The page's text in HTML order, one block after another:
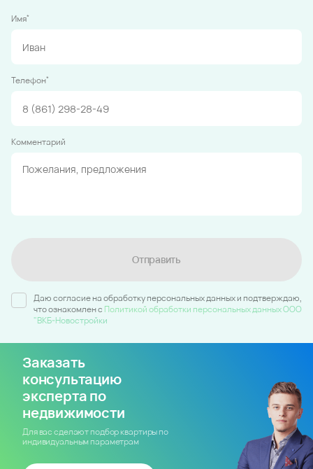
Имя*
Телефон*
Комментарий
Отправить
Даю согласие на обработку персональных данных и подтверждаю,
что ознакомлен c Политикой обработки персональных данных ООО
"ВКБ-Новостройки
Заказать
консультацию
эксперта по
недвижимости
Для вас сделают подбор квартиры по
индивидуальным параметрам